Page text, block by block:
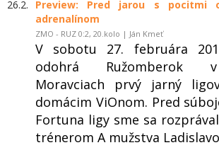
26.2.
Preview: Pred jarou s pocitmi
adrenalínom
ZMO - RUZ 0:2, 20.kolo | Ján Kmeť
V sobotu 27. februára
odohrá Ružomberok
Moravciach prvý jarný
domácim ViOnom. Pred
Fortuna ligy sme sa
trénerom A mužstva